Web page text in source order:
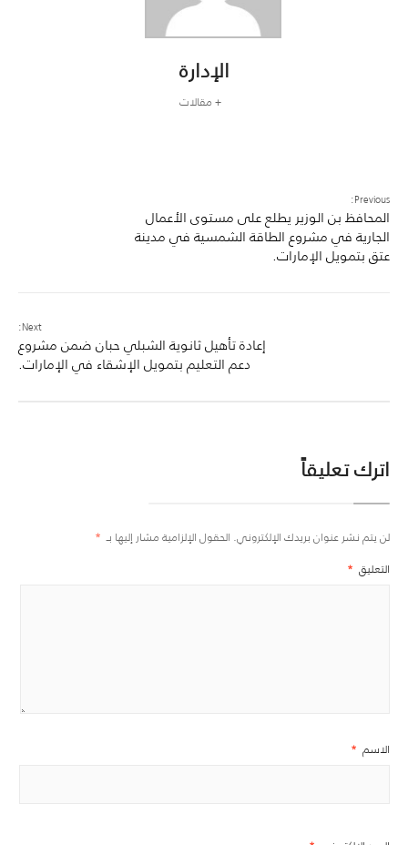
الإدارة
+ مقالات
Previous:
المحافظ بن الوزير يطلع على مستوى الأعمال
الجارية في مشروع الطاقة الشمسية في مدينة
عتق بتمويل الإمارات.
Next:
إعادة تأهيل ثانوية الشبلي حبان ضمن مشروع
دعم التعليم بتمويل الإشقاء في الإمارات.
اترك تعليقاً
لن يتم نشر عنوان بريدك الإلكتروني. الحقول الإلزامية مشار إليها بـ *
التعليق *
الاسم *